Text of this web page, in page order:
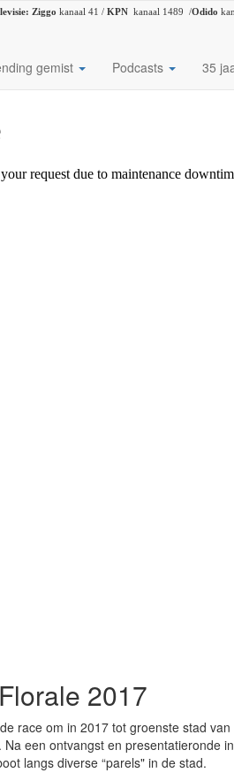
Ziggo kanaal 41 / KPN kanaal 1489 /Odido
gemist Podcasts 35
2017
race om in 2017 tot groenste stad
een ontvangst en presentatieronde
langs diverse “parels" in de stad.